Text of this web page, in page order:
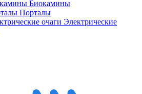
Биокамины
Порталы
Электрические